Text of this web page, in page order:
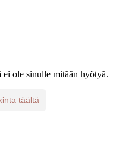
ole sinulle mitään hyötyä.
täältä